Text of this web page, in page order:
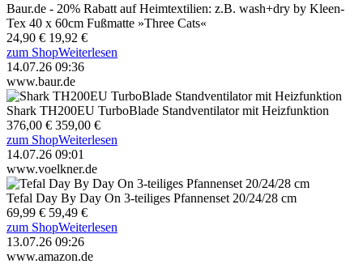
Baur.de - 20% Rabatt auf Heimtextilien: z.B. wash+dry by Kleen-
Tex 40 x 60cm Fußmatte »Three Cats«
24,90 € 19,92 €
zum ShopWeiterlesen
14.07.26 09:36
www.baur.de
Shark TH200EU TurboBlade Standventilator mit Heizfunktion
376,00 € 359,00 €
zum ShopWeiterlesen
14.07.26 09:01
www.voelkner.de
Tefal Day By Day On 3-teiliges Pfannenset 20/24/28 cm
69,99 € 59,49 €
zum ShopWeiterlesen
13.07.26 09:26
www.amazon.de